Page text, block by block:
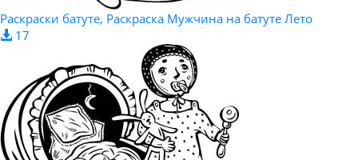
Раскраски батуте, Раскраска Мужчина на батуте Лето
17